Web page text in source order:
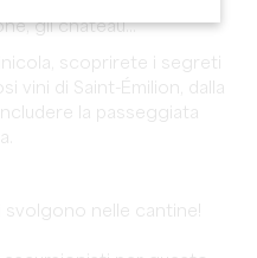
gli château...
scoprirete i segreti
vini di Saint-Émilion, dalla
la passeggiata
svolgono nelle cantine!